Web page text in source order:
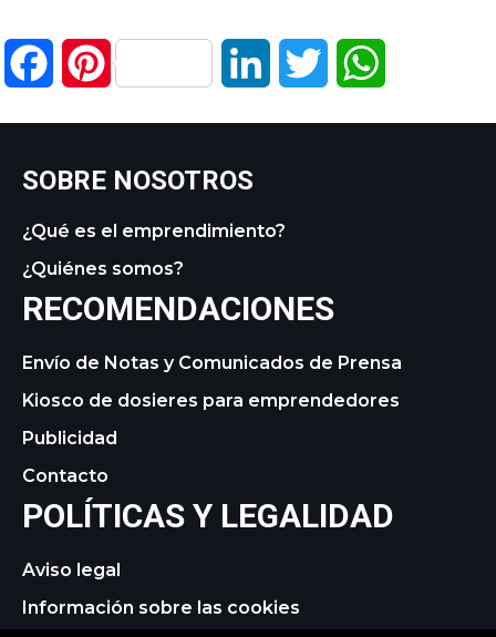
FacebookPinterest LinkedIn Twitter
SOBRE NOSOTROS
¿Qué es el emprendimiento?
¿Quiénes somos?
RECOMENDACIONES
Envío de Notas y Comunicados de Prensa
Kiosco de dosieres para emprendedores
Publicidad
Contacto
POLÍTICAS Y LEGALIDAD
Aviso legal
Información sobre las cookies